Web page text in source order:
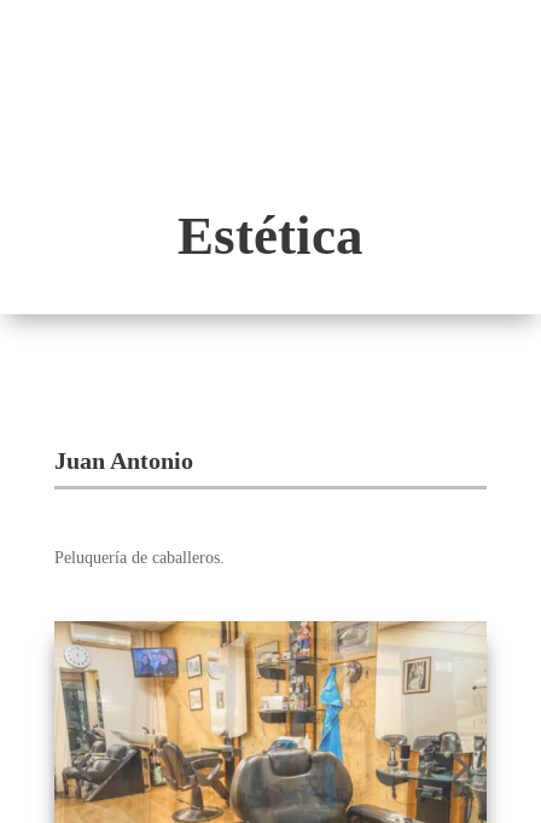
Estética
Juan Antonio
Peluquería de caballeros.